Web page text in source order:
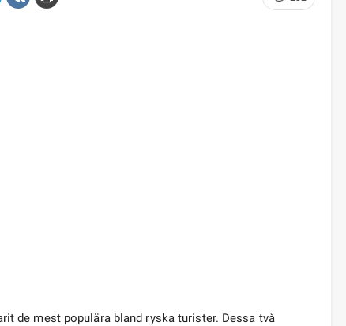
de mest populära bland ryska turister. Dessa två